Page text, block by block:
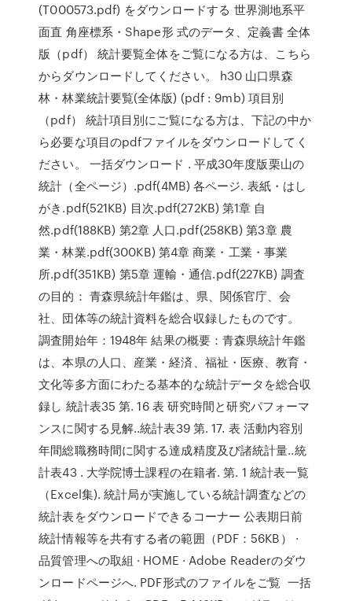
(T000573.pdf) をダウンロードする 世界測地系平
面直 角座標系・Shape形 式のデータ、定義書 全体
版（pdf） 統計要覧全体をご覧になる方は、こちら
からダウンロードしてください。 h30 山口県森
林・林業統計要覧(全体版) (pdf : 9mb) 項目別
（pdf） 統計項目別にご覧になる方は、下記の中か
ら必要な項目のpdfファイルをダウンロードしてく
ださい。 一括ダウンロード . 平成30年度版栗山の
統計（全ページ）.pdf(4MB) 各ページ. 表紙・はし
がき.pdf(521KB) 目次.pdf(272KB) 第1章 自
然.pdf(188KB) 第2章 人口.pdf(258KB) 第3章 農
業・林業.pdf(300KB) 第4章 商業・工業・事業
所.pdf(351KB) 第5章 運輸・通信.pdf(227KB) 調査
の目的： 青森県統計年鑑は、県、関係官庁、会
社、団体等の統計資料を総合収録したものです。
調査開始年：1948年 結果の概要：青森県統計年鑑
は、本県の人口、産業・経済、福祉・医療、教育・
文化等多方面にわたる基本的な統計データを総合収
録し 統計表35 第. 16 表 研究時間と研究パフォーマ
ンスに関する見解..統計表39 第. 17. 表 活動内容別
年間総職務時間に関する達成精度及び諸統計量..統
計表43 . 大学院博士課程の在籍者. 第. 1 統計表一覧
（Excel集). 統計局が実施している統計調査などの
統計表をダウンロードできるコーナー 公表期日前
統計情報等を共有する者の範囲（PDF：56KB） ·
品質管理への取組 · HOME · Adobe Readerのダウ
ンロードページへ. PDF形式のファイルをご覧 一括